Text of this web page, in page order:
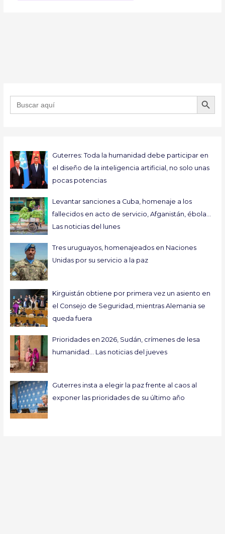
Buscar: BOTÓN DE
Guterres: Toda la humanidad debe participar en
el diseño de la inteligencia artificial, no solo unas
pocas potencias
Levantar sanciones a Cuba, homenaje a los
fallecidos en acto de servicio, Afganistán, ébola…
Las noticias del lunes
Tres uruguayos, homenajeados en Naciones
Unidas por su servicio a la paz
Kirguistán obtiene por primera vez un asiento en
el Consejo de Seguridad, mientras Alemania se
queda fuera
Prioridades en 2026, Sudán, crímenes de lesa
humanidad… Las noticias del jueves
Guterres insta a elegir la paz frente al caos al
exponer las prioridades de su último año